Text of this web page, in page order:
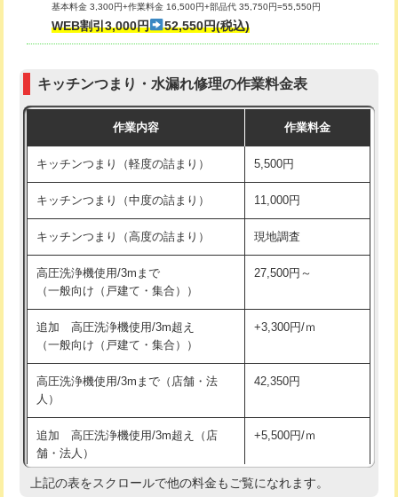
給水管工事※（ライニング鋼管・銅
管・ポリ管・HT管使用/3ｍまで)
44,000円
管・ポリ管・HT管使用/3ｍ超え)
排水管工事（土の掘削・埋め戻し作
11,000円~
排水管工事（排水管工事/3ｍまで） 55,000円
排水管工事（追加 排水管工事/3ｍ超
+11,000円
マス交換（深さ50㎝未満）
マス交換（深さ50㎝以上） 66,000円
コンクリート斫り（厚さ10㎝まで）
コンクリート斫り（厚さ10㎝超え）
モルタル補修（厚さ10㎝まで） 27,500円
モルタル補修（厚さ10㎝超え） 38,500円
その他部品の脱着
式・ワンホール）)
交換・取付(排水栓・排水トラップ
22,000円+材料費
持込商品取付（単水栓）
持込商品取付（混合水栓） 16,500円
給水管工事※（ホール加工)
給水管工事※（バンド止め) 3,300円
給水管工事※（支持金具設置) 5,500円
基本料金 3,300円+作業料金 16,500円+部品代 35,750円=55,550円
WEB割引3,000円 52,550円(税込)
キッチンつまり・水漏れ修理の作業料金表
作業内容 作業料金
キッチンつまり（軽度の詰まり） 5,500円
キッチンつまり（中度の詰まり） 11,000円
キッチンつまり（高度の詰まり） 現地調査
高圧洗浄機使用/3mまで
（一般向け（戸建て・集合））
27,500円～
追加 高圧洗浄機使用/3m超え
（一般向け（戸建て・集合））
+3,300円/ｍ
高圧洗浄機使用/3mまで（店舗・法
人）
42,350円
追加 高圧洗浄機使用/3m超え（店
舗・法人）
+5,500円/ｍ
高度高圧洗浄換 現地調査
上記の表をスクロールで他の料金もご覧になれます。